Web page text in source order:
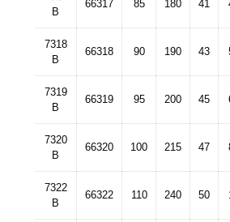
B
66317 85 180 41
7318
B
66318 90 190 43
7319
B
66319 95 200 45
7320
B
66320 100 215 47
7322
B
66322 110 240 50